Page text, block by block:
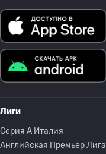
Лиги
Серия A Италия
Английская Премьер Лига